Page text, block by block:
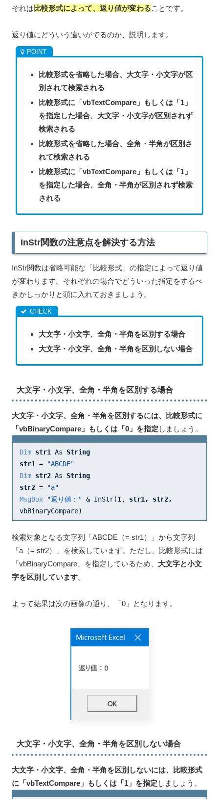
それは 比較形式によって、返り値が変わることです。
返り値にどういう違いがでるのか、説明します。
比較形式を省略した場合、大文字・小文字が区
別されて検索される
比較形式に「vbTextCompare」もしくは「1」
を指定した場合、大文字・小文字が区別されず
検索される
比較形式を省略した場合、全角・半角が区別さ
れて検索される
比較形式に「vbTextCompare」もしくは「1」
を指定した場合、全角・半角が区別されず検索
される
InStr関数の注意点を解決する方法
InStr関数は省略可能な「比較形式」の指定によって返り値
が変わります。それぞれの場合でどういった指定をするべ
きかしっかりと頭に入れておきましょう。
大文字・小文字、全角・半角を区別する場合
大文字・小文字、全角・半角を区別しない場合
大文字・小文字、全角・半角を区別する場合
大文字・小文字、全角・半角を区別するには、比較形式に
「vbBinaryCompare」もしくは「0」を指定 しましょう。
Dim str1 As
String
str1 =
"ABCDE"
Dim str2 As
String
str2 =
"a"
MsgBox
"返り値：" & InStr(1 , str1,
vbBinaryCompare)
検索対象となる文字列「ABCDE（= str1）」から文字列
「a（= str2）」を検索しています。ただし、比較形式には
「vbBinaryCompare」を指定しているため、 大文字と小文
字を区別しています。
よって結果は次の画像の通り、「0」となります。
大文字・小文字、全角・半角を区別しない場合
大文字・小文字、全角・半角を区別しないには、比較形式
に「vbTextCompare」もしくは「1」を指定 しましょう。